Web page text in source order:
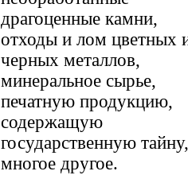
драгоценные камни,
отходы и лом цветных
черных металлов,
минеральное сырье,
печатную продукцию,
содержащую
государственную
многое другое.